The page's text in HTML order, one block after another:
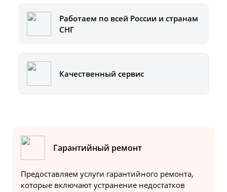
Работаем по всей России и странам
СНГ
Качественный сервис
Гарантийный ремонт
Предоставляем услуги гарантийного ремонта,
которые включают устранение недостатков